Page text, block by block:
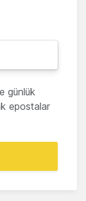
günlük
epostalar